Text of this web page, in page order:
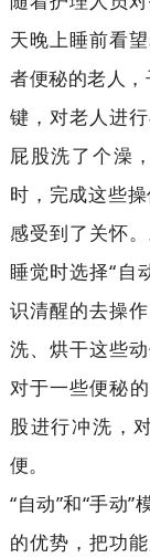
天晚上睡前看
者便秘的老人，
键，对老人进
屁股洗了个澡
时，完成这些
感受到了关怀
睡觉时选择“自
识清醒的去操
洗、烘干这些
对于一些便秘
股进行冲洗，
便。
“自动”和“手动
的优势，把功